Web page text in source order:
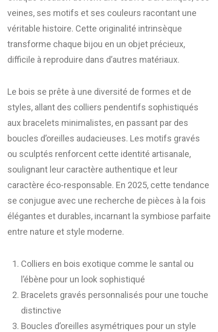
veines, ses motifs et ses couleurs racontant une
véritable histoire. Cette originalité intrinsèque
transforme chaque bijou en un objet précieux,
difficile à reproduire dans d’autres matériaux.
Le bois se prête à une diversité de formes et de
styles, allant des colliers pendentifs sophistiqués
aux bracelets minimalistes, en passant par des
boucles d’oreilles audacieuses. Les motifs gravés
ou sculptés renforcent cette identité artisanale,
soulignant leur caractère authentique et leur
caractère éco-responsable. En 2025, cette tendance
se conjugue avec une recherche de pièces à la fois
élégantes et durables, incarnant la symbiose parfaite
entre nature et style moderne.
Colliers en bois exotique comme le santal ou
l’ébène pour un look sophistiqué
Bracelets gravés personnalisés pour une touche
distinctive
Boucles d’oreilles asymétriques pour un style